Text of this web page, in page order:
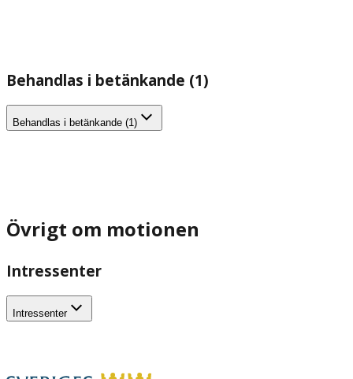
Behandlas i betänkande (1)
Behandlas i betänkande (1)
Övrigt om motionen
Intressenter
Intressenter